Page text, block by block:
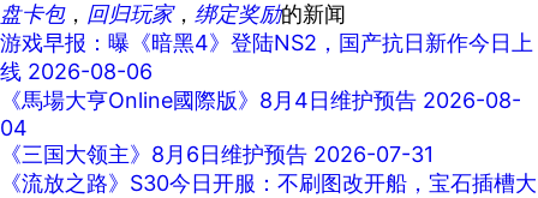
盘卡包， 回归玩家， 绑定奖励的新闻
游戏早报：曝《暗黑4》登陆NS2，国产抗日新作今日上
线 2026-08-06
《馬場大亨Online國際版》8月4日维护预告 2026-08-
04
《三国大领主》8月6日维护预告 2026-07-31
《流放之路》S30今日开服：不刷图改开船，宝石插槽大